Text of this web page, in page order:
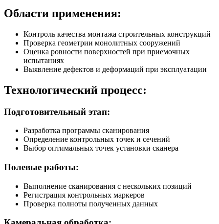
Области применения:
Контроль качества монтажа строительных конструкций
Проверка геометрии монолитных сооружений
Оценка ровности поверхностей при приемочных
испытаниях
Выявление дефектов и деформаций при эксплуатации
Технологический процесс:
Подготовительный этап:
Разработка программы сканирования
Определение контрольных точек и сечений
Выбор оптимальных точек установки сканера
Полевые работы:
Выполнение сканирования с нескольких позиций
Регистрация контрольных маркеров
Проверка полноты полученных данных